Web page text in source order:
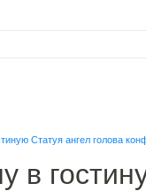
Статуя ангел голова
в